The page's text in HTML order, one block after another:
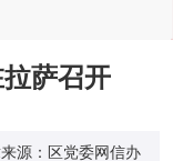
萨召开
源： 区党委网信办